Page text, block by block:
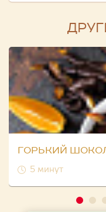
ГОРЬКИЙ
5 минут